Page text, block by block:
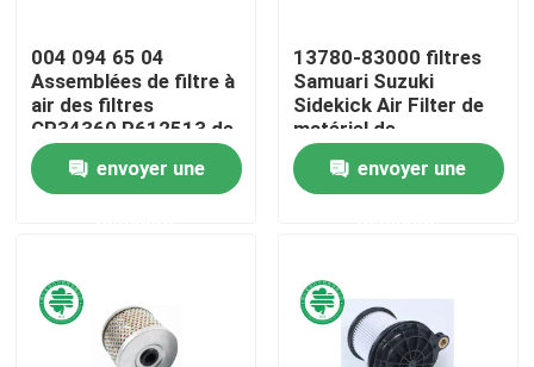
Contrôle de qualité
Contactez-nous
Filtres à air de moteur de véhicule
Filtres à air des véhicules à moteur de cabine
004 094 65 04
Assemblées de filtre à
air des filtres
CP34360 P612513 de
matériel de
constructionenvoyer une
13780-83000 filtres
Samuari Suzuki
Sidekick Air Filter de
matériel de
construction
envoyer une